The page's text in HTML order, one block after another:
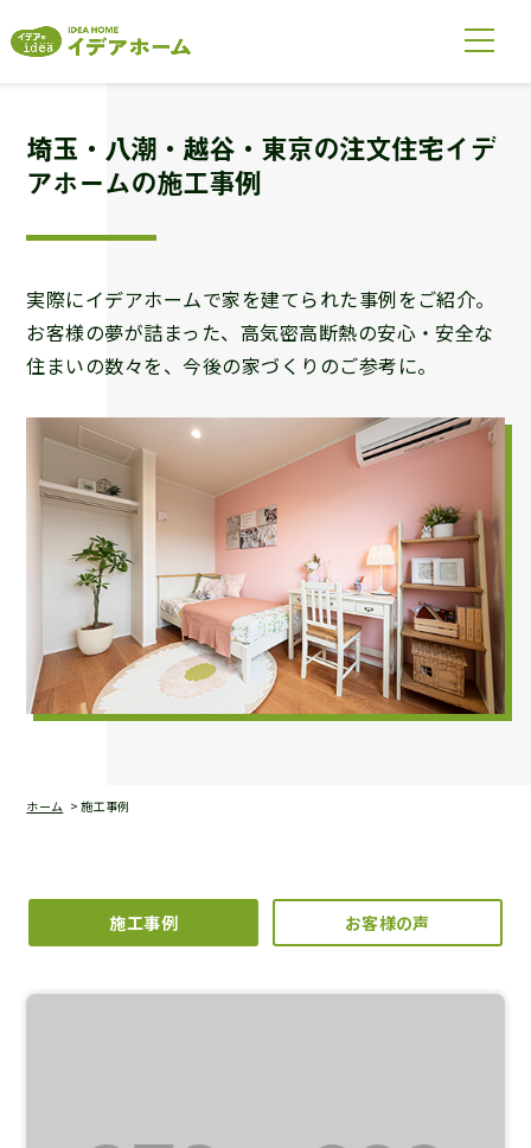
埼玉・八潮・越谷・東京の注文住宅イデ
アホームの施工事例
実際にイデアホームで家を建てられた事例をご紹介。
お客様の夢が詰まった、高気密高断熱の安心・安全な
住まいの数々を、今後の家づくりのご参考に。
ホーム 施工事例
施工事例 お客様の声